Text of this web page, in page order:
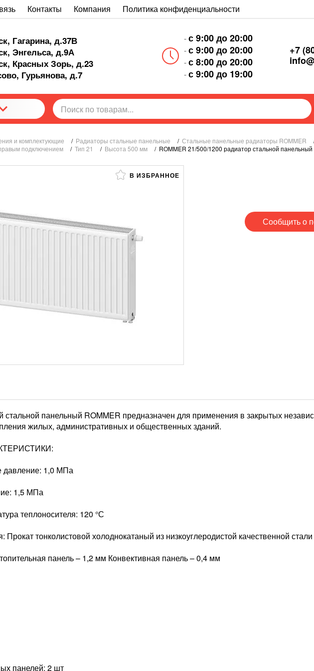
Контакты Компания Политика конфиденциальности
Гагарина, д.37В
Энгельса, д.9А
Красных Зорь, д.23
Гурьянова, д.7
-с 9:00 до 20:00
-с 9:00 до 20:00
-с 8:00 до 20:00
-с 9:00 до 19:00
+7
и комплектующие / Радиаторы стальные панельные / Стальные панельные радиаторы ROMMER
подключением
/ Тип 21 / Высота 500 мм / ROMMER 21/500/1200 радиатор стальной
В ИЗБРАННОЕ
Сообщить о
стальной панельный ROMMER предназначен для применения в закрытых
жилых, административных и общественных зданий.
давление: 1,0 МПа
1,5 МПа
теплоносителя: 120 °С
Прокат тонколистовой холоднокатаный из низкоуглеродистой качественной
панель – 1,2 мм Конвективная панель – 0,4 мм
панелей: 2 шт